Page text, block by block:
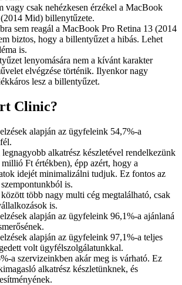
vagy csak nehézkesen érzékel a MacBook
Mid) billenytűzete.
sem reagál a MacBook Pro Retina 13 (2014
biztos, hogy a billentyűzet a hibás. Lehet
is.
lenyomására nem a kívánt karakter
elvégzése történik. Ilyenkor nagy
lesz a billentyűzet.
Clinic?
alapján az ügyfeleink 54,7%-a
alkatrész készletével rendelkezünk
Ft értékben), épp azért, hogy a
idejét minimalizálni tudjuk. Ez fontos az
is.
több nagy multi cég megtalálható, csak
is.
alapján az ügyfeleink 96,1%-a ajánlaná
alapján az ügyfeleink 97,1%-a teljes
volt ügyfélszolgálatunkkal.
a szervizeinkben akár meg is várható. Ez
alkatrész készletünknek, és